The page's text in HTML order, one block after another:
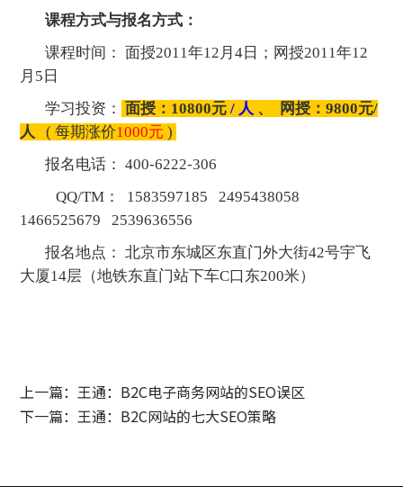
课程方式与报名方式：
课程时间： 面授2011年12月4日；网授2011年12
月5日
学习投资： 面授：10800元/ 人 、 网授：9800元/
人
( 每期涨价1000元 )
报名电话： 400-6222-306
QQ/TM： 1583597185 2495438058
1466525679 2539636556
报名地点： 北京市东城区东直门外大街42号宇飞
大厦14层（地铁东直门站下车C口东200米）
上一篇：王通：B2C电子商务网站的SEO误区
下一篇：王通：B2C网站的七大SEO策略